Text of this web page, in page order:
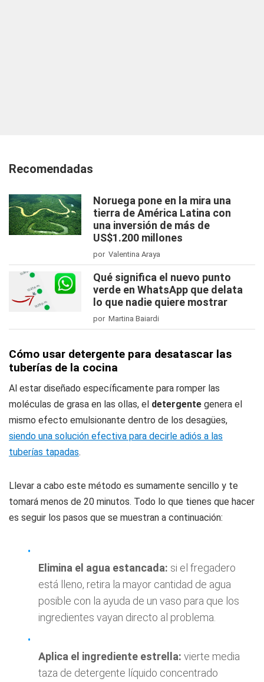
Recomendadas
Noruega pone en la mira una
tierra de América Latina con
una inversión de más de
US$1.200 millones
por Valentina Araya
Qué significa el nuevo punto
verde en WhatsApp que delata
lo que nadie quiere mostrar
por Martina Baiardi
Cómo usar detergente para desatascar las
tuberías de la cocina
Al estar diseñado específicamente para romper las
moléculas de grasa en las ollas, el detergente genera el
mismo efecto emulsionante dentro de los desagües,
siendo una solución efectiva para decirle adiós a las
tuberías tapadas.
Llevar a cabo este método es sumamente sencillo y te
tomará menos de 20 minutos. Todo lo que tienes que hacer
es seguir los pasos que se muestran a continuación:
Elimina el agua estancada: si el fregadero
está lleno, retira la mayor cantidad de agua
posible con la ayuda de un vaso para que los
ingredientes vayan directo al problema.
Aplica el ingrediente estrella: vierte media
taza de detergente líquido concentrado